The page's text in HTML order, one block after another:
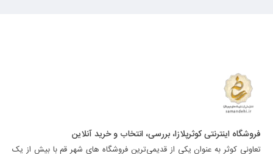
فروشگاه اینترنتی کوثرپلازا، بررسی، انتخاب و خرید آنلاین
تعاونی کوثر به عنوان یکی از قدیمی‌ترین فروشگاه های شهر قم با بیش از یک